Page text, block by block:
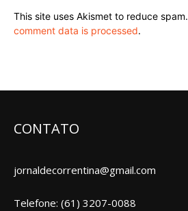
This site uses Akismet to reduce spam.
comment data is processed.
CONTATO
jornaldecorrentina@gmail.com
Telefone: (61) 3207-0088